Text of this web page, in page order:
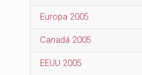
Europa 2005
Canadá 2005
EEUU 2005